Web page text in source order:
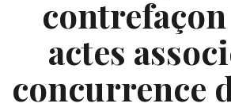
actes
concurrence